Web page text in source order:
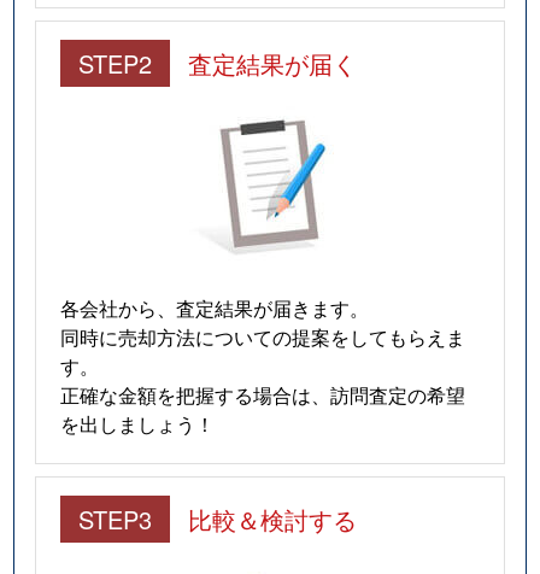
STEP2 査定結果が届く
各会社から、査定結果が届きます。
同時に売却方法についての提案をしてもらえま
す。
正確な金額を把握する場合は、訪問査定の希望
を出しましょう！
STEP3 比較＆検討する